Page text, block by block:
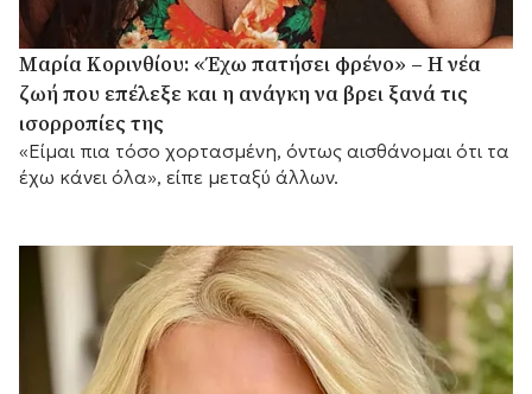
Μαρία Κορινθίου: «Έχω πατήσει φρένο» – Η νέα
ζωή που επέλεξε και η ανάγκη να βρει ξανά τις
ισορροπίες της
«Είμαι πια τόσο χορτασμένη, όντως αισθάνομαι ότι τα
έχω κάνει όλα», είπε μεταξύ άλλων.